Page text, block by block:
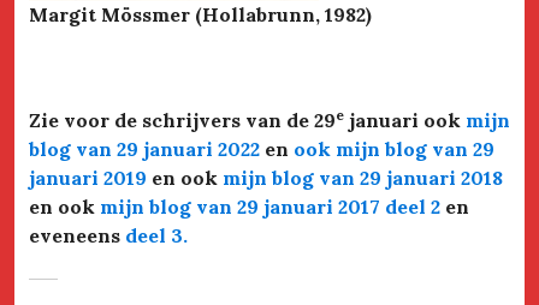
Margit Mössmer (Hollabrunn, 1982)
Zie voor de schrijvers van de 29e januari ook mijn
blog van 29 januari 2022 en ook mijn blog van 29
januari 2019 en ook mijn blog van 29 januari 2018
en ook mijn blog van 29 januari 2017 deel 2 en
eveneens deel 3.